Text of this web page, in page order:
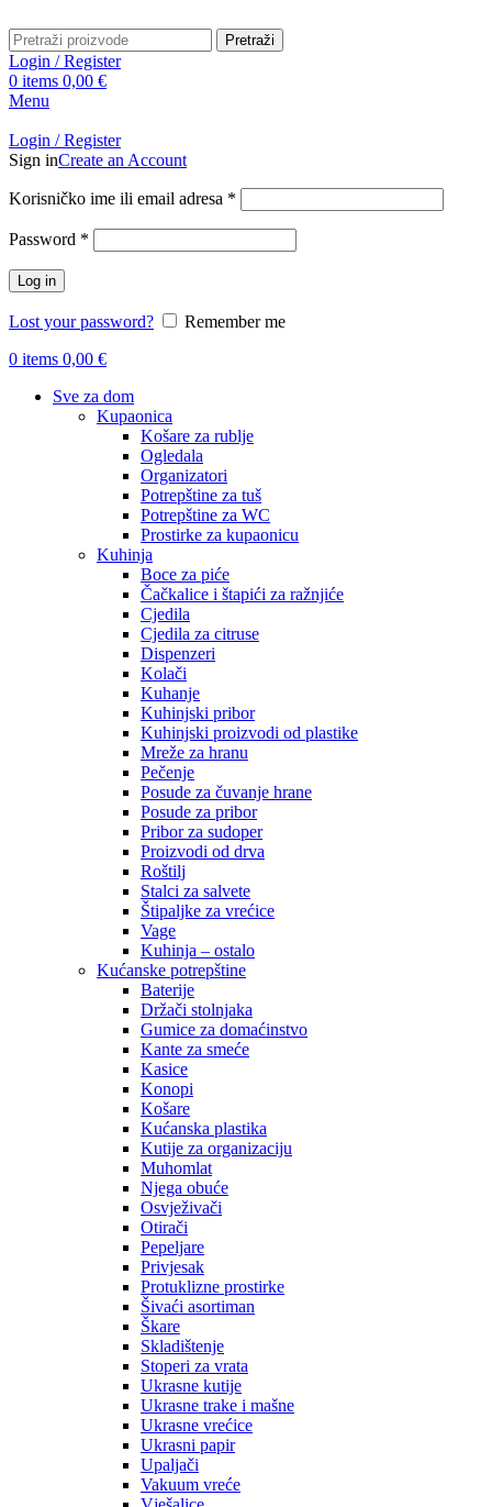
Pretraži
Login / Register
0 items 0,00 €
Menu
Login / Register
Sign inCreate an Account
Korisničko ime ili email adresa *
Password *
Log in
Lost your password?
Remember me
0 items 0,00 €
Sve za dom
Kupaonica
Košare za rublje
Ogledala
Organizatori
Potrepštine za tuš
Potrepštine za WC
Prostirke za kupaonicu
Kuhinja
Boce za piće
Čačkalice i štapići za ražnjiće
Cjedila
Cjedila za citruse
Dispenzeri
Kolači
Kuhanje
Kuhinjski pribor
Kuhinjski proizvodi od plastike
Mreže za hranu
Pečenje
Posude za čuvanje hrane
Posude za pribor
Pribor za sudoper
Proizvodi od drva
Roštilj
Stalci za salvete
Štipaljke za vrećice
Vage
Kuhinja – ostalo
Kućanske potrepštine
Baterije
Držači stolnjaka
Gumice za domaćinstvo
Kante za smeće
Kasice
Konopi
Košare
Kućanska plastika
Kutije za organizaciju
Muhomlat
Njega obuće
Osvježivači
Otirači
Pepeljare
Privjesak
Protuklizne prostirke
Šivaći asortiman
Škare
Skladištenje
Stoperi za vrata
Ukrasne kutije
Ukrasne trake i mašne
Ukrasne vrećice
Ukrasni papir
Upaljači
Vakuum vreće